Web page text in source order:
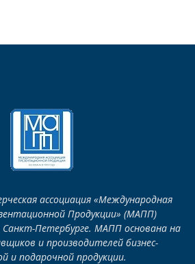
ассоциация «Международная
Продукции» (МАПП)
Санкт-Петербурге. МАПП основана на
и производителей бизнес-
и подарочной продукции.